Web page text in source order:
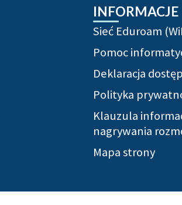
INFORMACJE
Sieć Eduroam
Pomoc
Deklaracja
Polityka
Klauzula
nagrywania
Mapa strony